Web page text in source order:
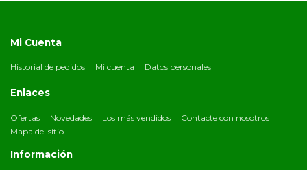
Mi Cuenta
Historial de pedidos Mi cuenta Datos personales
Enlaces
Ofertas Novedades Los más vendidos
Contacte con nosotros
Mapa del sitio
Información